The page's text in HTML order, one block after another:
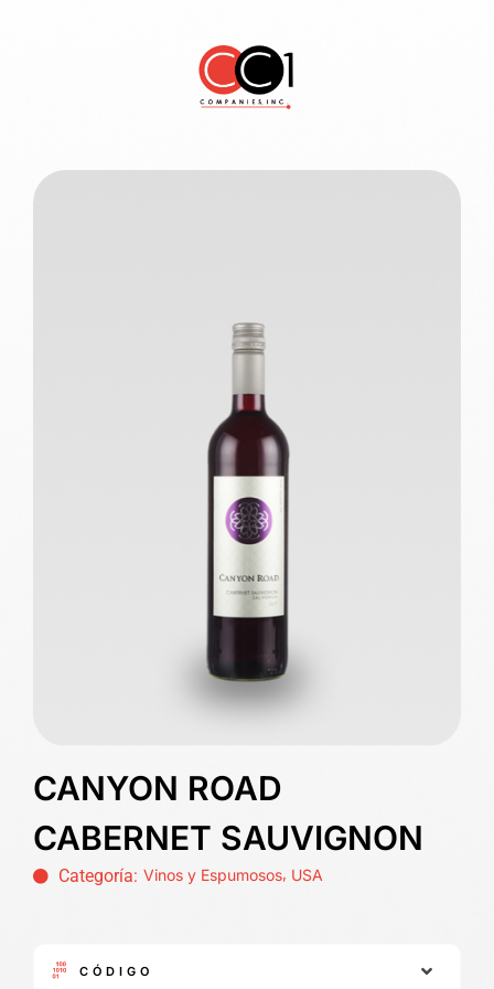
CANYON ROAD
CABERNET SAUVIGNON
Categoría: Vinos y Espumosos, USA
CÓDIGO